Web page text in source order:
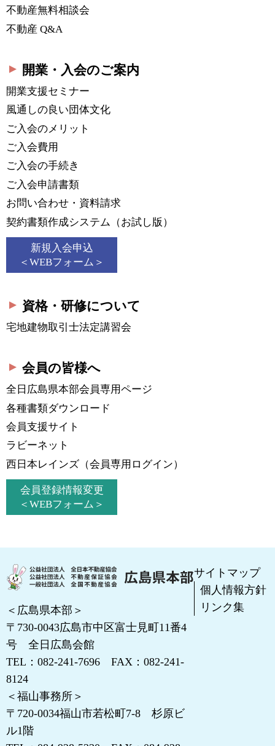
不動産無料相談会
不動産 Q&A
開業・入会のご案内
開業支援セミナー
風通しの良い団体文化
ご入会のメリット
ご入会費用
ご入会の手続き
ご入会申請書類
お問い合わせ・資料請求
契約書類作成システム
（お試し版）
新規入会申込
＜WEBフォーム＞
資格・研修について
宅地建物取引士法定講習会
会員の皆様へ
全日広島県本部会員専用ページ
各種書類ダウンロード
会員支援サイト
ラビーネット
西日本レインズ （会員専用ログイン）
会員登録情報変更
＜WEBフォーム＞
＜広島県本部＞
〒730-0043広島市中区富士見町11番4
号 全日広島会館
TEL： 082-241-7696 FAX：082-241-
8124
＜福山事務所＞
〒720-0034福山市若松町7-8 杉原ビ
ル1階
サイトマップ
個人情報方針
リンク集